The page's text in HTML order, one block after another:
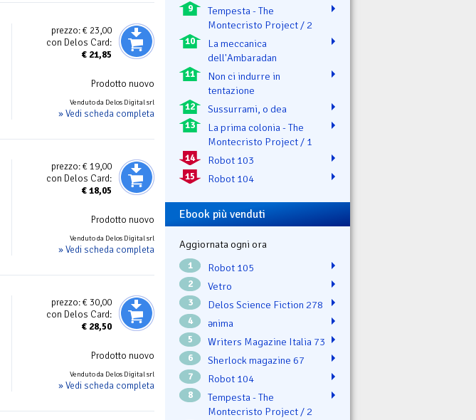
prezzo:€ 23,00
con Delos Card:
€ 21,85
Prodotto nuovo
Venduto da Delos Digital srl
» Vedi scheda completa
prezzo:€ 19,00
con Delos Card:
€18,05
Prodotto nuovo
Venduto da Delos Digital srl
» Vedi scheda completa
prezzo:€ 30,00
con Delos Card:
€ 28,50
Prodotto nuovo
Venduto da Delos Digital srl
» Vedi scheda completa
9
Tempesta - The
Montecristo Project / 2
10
La meccanica
dell'Ambaradan
11
Non ci indurre in
tentazione
12 Sussurrami, o dea
13
La prima colonia - The
Montecristo Project / 1
14 Robot 103
15 Robot 104
Ebook più venduti
Aggiornata ogni ora
1 Robot 105
2 Vetro
3 Delos Science Fiction 278
4 ənima
5 Writers Magazine Italia 73
6 Sherlock magazine 67
7 Robot 104
8
Tempesta - The
Montecristo Project / 2